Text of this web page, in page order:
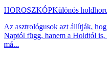
HOROSZKÓPKülönös
Az asztrológusok azt állítják,
Naptól függ, hanem a Holdtól
má...